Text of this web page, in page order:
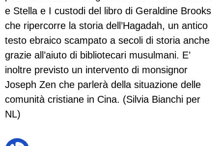
e Stella e I custodi del libro di Geraldine Brooks
che ripercorre la storia dell’Hagadah, un antico
testo ebraico scampato a secoli di storia anche
grazie all’aiuto di bibliotecari musulmani. E’
inoltre previsto un intervento di monsignor
Joseph Zen che parlerà della situazione delle
comunità cristiane in Cina. (Silvia Bianchi per
NL)